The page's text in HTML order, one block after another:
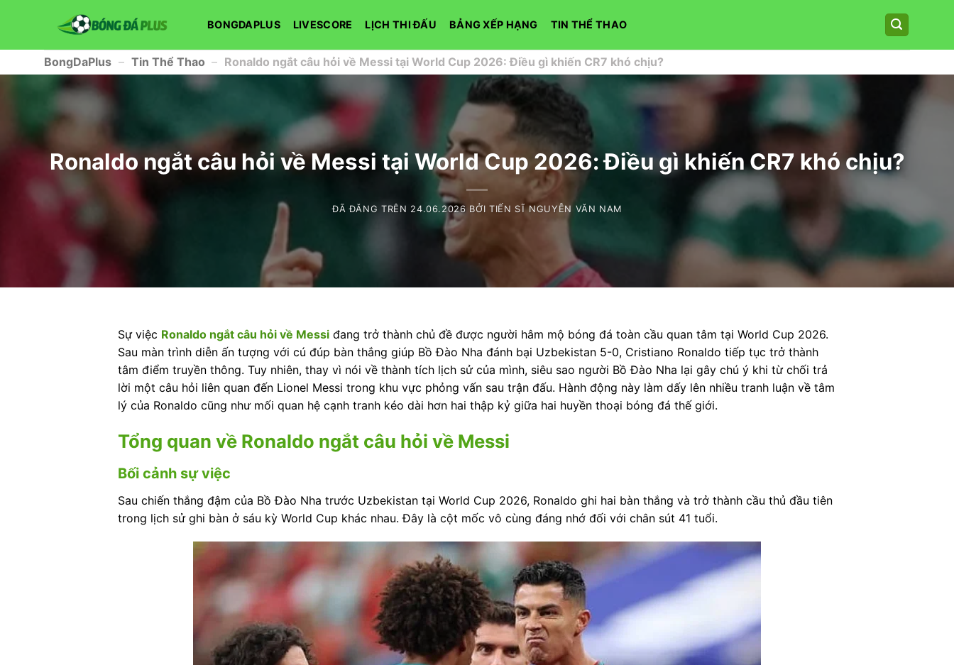
BONGDAPLUS LIVESCORE LỊCH THI ĐẤU BẢNG XẾP HẠNG TIN THỂ THAO
BongDaPlus – Tin Thể Thao – Ronaldo ngắt câu hỏi về Messi tại World Cup 2026: Điều gì khiến CR7 khó chịu?
Ronaldo ngắt câu hỏi về Messi tại World Cup 2026: Điều gì khiến CR7 khó chịu?
ĐÃ ĐĂNG TRÊN 24.06.2026 BỞI TIẾN SĨ NGUYỄN VĂN NAM
Sự việc Ronaldo ngắt câu hỏi về Messi đang trở thành chủ đề được người hâm mộ bóng đá toàn cầu quan tâm tại World Cup 2026.
Sau màn trình diễn ấn tượng với cú đúp bàn thắng giúp Bồ Đào Nha đánh bại Uzbekistan 5-0, Cristiano Ronaldo tiếp tục trở thành
tâm điểm truyền thông. Tuy nhiên, thay vì nói về thành tích lịch sử của mình, siêu sao người Bồ Đào Nha lại gây chú ý khi từ chối trả
lời một câu hỏi liên quan đến Lionel Messi trong khu vực phỏng vấn sau trận đấu. Hành động này làm dấy lên nhiều tranh luận về tâm
lý của Ronaldo cũng như mối quan hệ cạnh tranh kéo dài hơn hai thập kỷ giữa hai huyền thoại bóng đá thế giới.
Tổng quan về Ronaldo ngắt câu hỏi về Messi
Bối cảnh sự việc
Sau chiến thắng đậm của Bồ Đào Nha trước Uzbekistan tại World Cup 2026, Ronaldo ghi hai bàn thắng và trở thành cầu thủ đầu tiên
trong lịch sử ghi bàn ở sáu kỳ World Cup khác nhau. Đây là cột mốc vô cùng đáng nhớ đối với chân sút 41 tuổi.